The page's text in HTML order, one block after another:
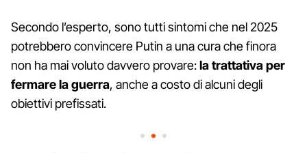
Secondo l’esperto, sono tutti sintomi che nel 2025
potrebbero convincere Putin a una cura che finora
non ha mai voluto davvero provare:la trattativa per
fermare la guerra, anche a costo di alcuni degli
obiettivi prefissati.